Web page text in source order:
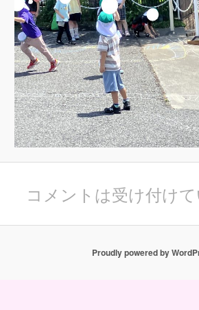
コメントは受け付けて
Proudly powered by